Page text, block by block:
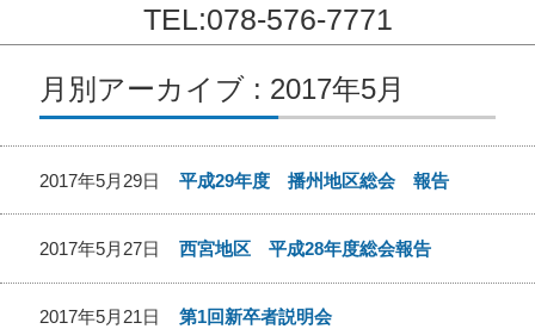
TEL:078-576-7771
コンテンツに移動
月別アーカイブ : 2017年5月
2017年5月29日平成29年度 播州地区総会 報告
2017年5月27日西宮地区 平成28年度総会報告
2017年5月21日第1回新卒者説明会